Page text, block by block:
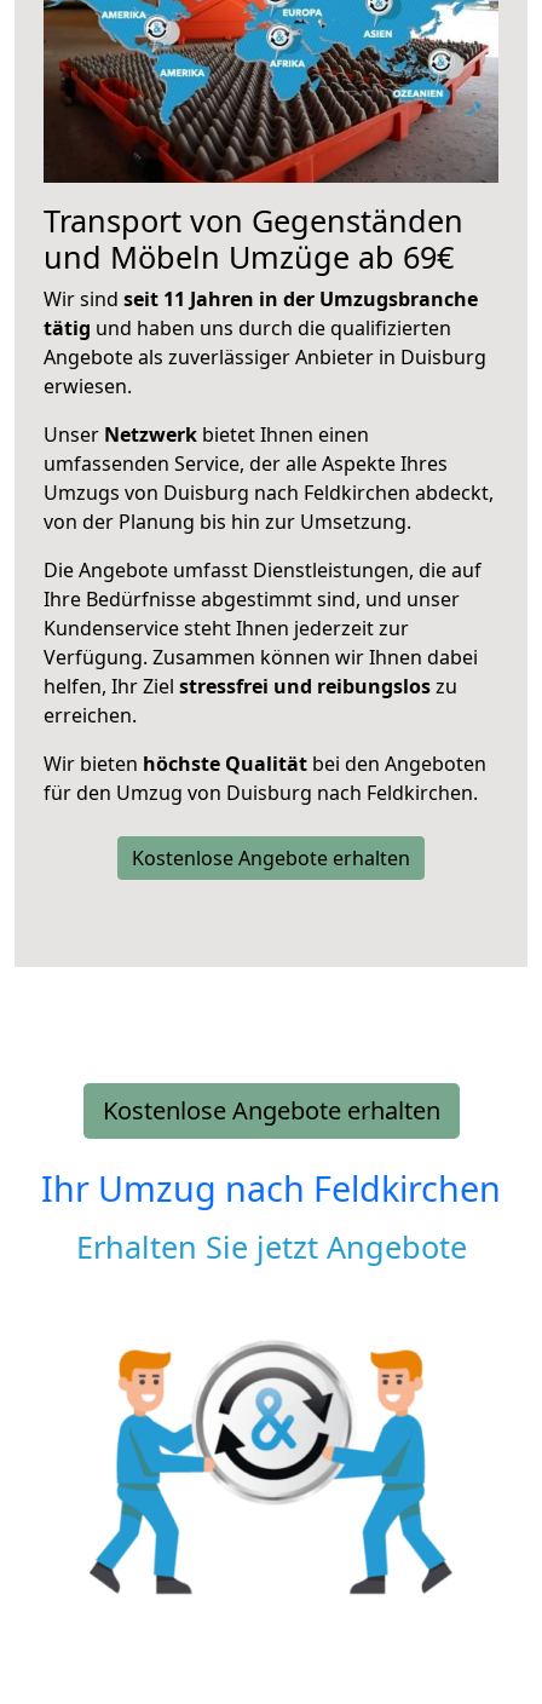
Transport von Gegenständen
und Möbeln Umzüge ab 69€
Wir sind seit 11 Jahren in der Umzugsbranche
tätig und haben uns durch die qualifizierten
Angebote als zuverlässiger Anbieter in Duisburg
erwiesen.
Unser Netzwerk bietet Ihnen einen
umfassenden Service, der alle Aspekte Ihres
Umzugs von Duisburg nach Feldkirchen abdeckt,
von der Planung bis hin zur Umsetzung.
Die Angebote umfasst Dienstleistungen, die auf
Ihre Bedürfnisse abgestimmt sind, und unser
Kundenservice steht Ihnen jederzeit zur
Verfügung. Zusammen können wir Ihnen dabei
helfen, Ihr Ziel stressfrei und reibungsloszu
erreichen.
Wir bieten höchste Qualität bei den Angeboten
für den Umzug von Duisburg nach Feldkirchen.
Kostenlose Angebote erhalten
Kostenlose Angebote erhalten
Ihr Umzug nach Feldkirchen
Erhalten Sie jetzt Angebote